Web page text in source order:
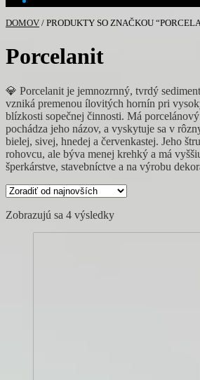
DOMOV / PRODUKTY SO ZNAČKOU
Porcelanit
💎 Porcelanit je jemnozrnný, tvrdý
vzniká premenou ílovitých hornín pri
blízkosti sopečnej činnosti. Má
pochádza jeho názov, a vyskytuje sa v
bielej, sivej, hnedej a červenkastej. Jeho
rohovcu, ale býva menej krehký a má
šperkárstve, stavebníctve a na výrobu
Zobrazujú sa 4 výsledkyZoradené